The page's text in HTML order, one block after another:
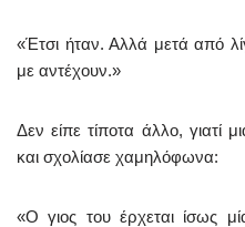
«Έτσι ήταν. Αλλά μετά από
με αντέχουν.»
Δεν είπε τίποτα άλλο, γιατί
και σχολίασε χαμηλόφωνα:
«Ο γιος του έρχεται ίσως